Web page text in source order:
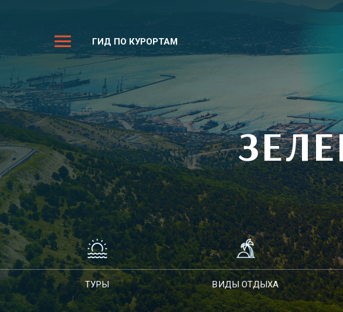
ГИД ПО КУРОРТАМ
ТУРЫ ВИДЫ ОТДЫХА